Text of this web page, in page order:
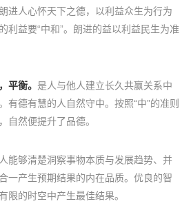
进人心怀天下之德，以利益众生为行为
利益要“中和”。朗进的益以利益民生为准
平衡。 是人与他人建立长久共赢关系中
有德有慧的人自然守中。按照“中”的准则
自然便提升了品德。
能够清楚洞察事物本质与发展趋势、并
一产生预期结果的内在品质。优良的智
限的时空中产生最佳结果。